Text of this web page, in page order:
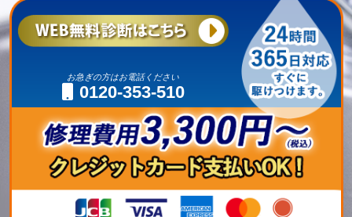
お急ぎの方はお電話ください
0120-353-510